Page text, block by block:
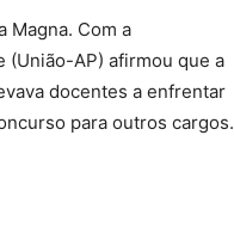
Magna. Com a
(União-AP) afirmou que a
docentes a enfrentar
para outros cargos.